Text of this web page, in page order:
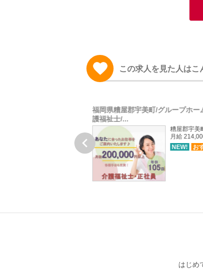
この求人を見た人は
月給 185,200円〜237,200円
福岡県糟屋郡宇美町/グループホー
護福祉士/...
糟屋郡宇美
月給
NEW!
お

はじめ